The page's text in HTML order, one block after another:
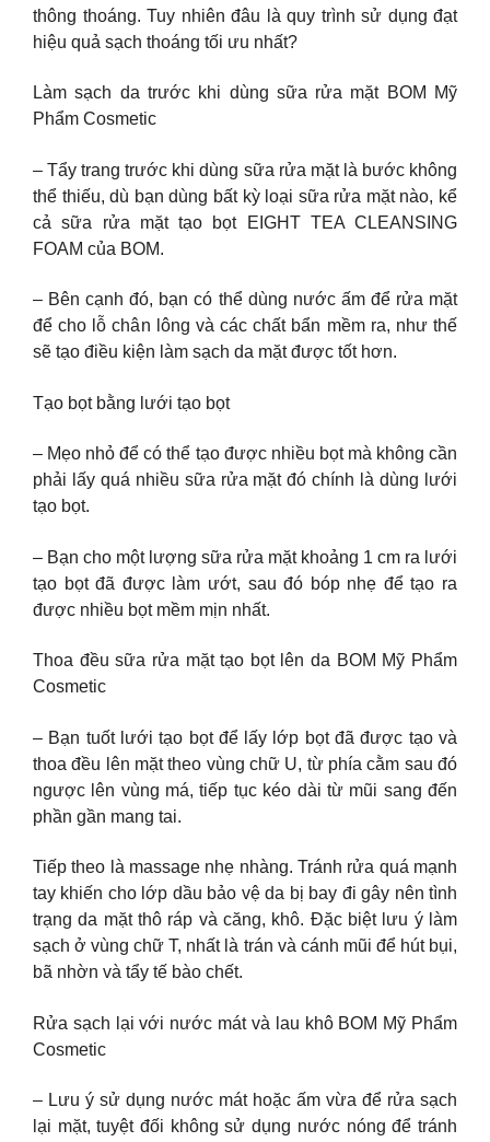
thông thoáng. Tuy nhiên đâu là quy trình sử dụng đạt
hiệu quả sạch thoáng tối ưu nhất?
Làm sạch da trước khi dùng sữa rửa mặt BOM Mỹ
Phẩm Cosmetic
– Tẩy trang trước khi dùng sữa rửa mặt là bước không
thể thiếu, dù bạn dùng bất kỳ loại sữa rửa mặt nào, kể
cả sữa rửa mặt tạo bọt EIGHT TEA CLEANSING
FOAM của BOM.
– Bên cạnh đó, bạn có thể dùng nước ấm để rửa mặt
để cho lỗ chân lông và các chất bẩn mềm ra, như thế
sẽ tạo điều kiện làm sạch da mặt được tốt hơn.
Tạo bọt bằng lưới tạo bọt
– Mẹo nhỏ để có thể tạo được nhiều bọt mà không cần
phải lấy quá nhiều sữa rửa mặt đó chính là dùng lưới
tạo bọt.
– Bạn cho một lượng sữa rửa mặt khoảng 1 cm ra lưới
tạo bọt đã được làm ướt, sau đó bóp nhẹ để tạo ra
được nhiều bọt mềm mịn nhất.
Thoa đều sữa rửa mặt tạo bọt lên da BOM Mỹ Phẩm
Cosmetic
– Bạn tuốt lưới tạo bọt để lấy lớp bọt đã được tạo và
thoa đều lên mặt theo vùng chữ U, từ phía cằm sau đó
ngược lên vùng má, tiếp tục kéo dài từ mũi sang đến
phần gần mang tai.
Tiếp theo là massage nhẹ nhàng. Tránh rửa quá mạnh
tay khiến cho lớp dầu bảo vệ da bị bay đi gây nên tình
trạng da mặt thô ráp và căng, khô. Đặc biệt lưu ý làm
sạch ở vùng chữ T, nhất là trán và cánh mũi để hút bụi,
bã nhờn và tẩy tế bào chết.
Rửa sạch lại với nước mát và lau khô BOM Mỹ Phẩm
Cosmetic
– Lưu ý sử dụng nước mát hoặc ấm vừa để rửa sạch
lại mặt, tuyệt đối không sử dụng nước nóng để tránh